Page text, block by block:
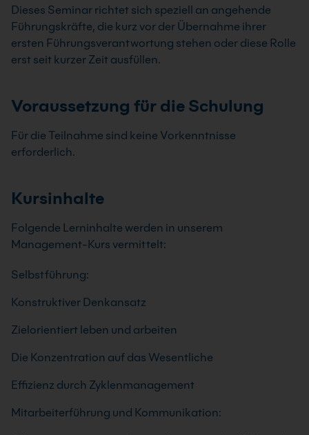
Dieses Seminar richtet sich speziell an angehende
Führungskräfte, die kurz vor der Übernahme ihrer
ersten Führungsverantwortung stehen oder diese Rolle
erst seit kurzer Zeit ausfüllen.
Voraussetzung für die Schulung
Für die Teilnahme sind keine Vorkenntnisse
erforderlich.
Kursinhalte
Folgende Lerninhalte werden in unserem
Management-Kurs vermittelt:
Selbstführung:
Konstruktiver Denkansatz
Zielorientiert leben und arbeiten
Die Konzentration auf das Wesentliche
Effizienz durch Zyklenmanagement
Mitarbeiterführung und Kommunikation: